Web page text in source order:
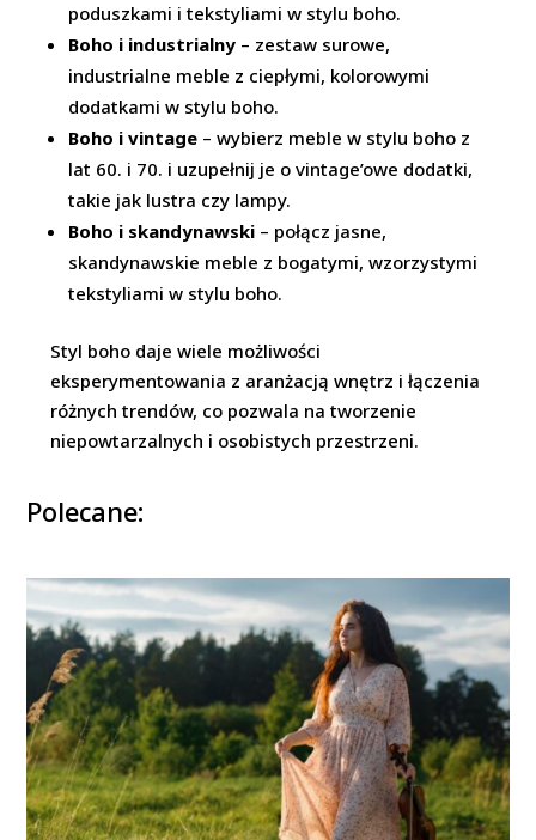
poduszkami i tekstyliami w stylu boho.
Boho i industrialny – zestaw surowe,
industrialne meble z ciepłymi, kolorowymi
dodatkami w stylu boho.
Boho i vintage – wybierz meble w stylu boho z
lat 60. i 70. i uzupełnij je o vintage’owe dodatki,
takie jak lustra czy lampy.
Boho i skandynawski – połącz jasne,
skandynawskie meble z bogatymi, wzorzystymi
tekstyliami w stylu boho.
Styl boho daje wiele możliwości
eksperymentowania z aranżacją wnętrz i łączenia
różnych trendów, co pozwala na tworzenie
niepowtarzalnych i osobistych przestrzeni.
Polecane: